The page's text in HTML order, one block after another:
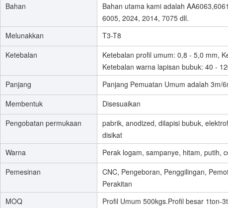
Bahan
Bahan utama kami adalah
6005, 2024, 2014, 7075 dll.
Melunakkan
T3-T8
Ketebalan
Ketebalan profil umum: 0,8 - 5,0 mm,
Ketebalan warna lapisan bubuk: 40 -
Panjang
Panjang Pemuatan Umum adalah 3m/
Membentuk
Disesuaikan
Pengobatan permukaan
pabrik, anodized, dilapisi bubuk,
disikat
Warna
Perak logam, sampanye, hitam, putih,
Pemesinan
CNC, Pengeboran, Penggilingan,
Perakitan
MOQ
Profil Umum 500kgs.Profil besar 1ton-